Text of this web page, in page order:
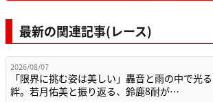
最新の関連記事(レース)
2026/08/07
「限界に挑む姿は美しい」轟音と雨の中で光る
絆。若月佑美と振り返る、鈴鹿8耐が…